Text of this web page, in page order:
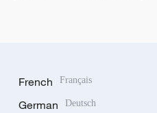
French Français
German Deutsch